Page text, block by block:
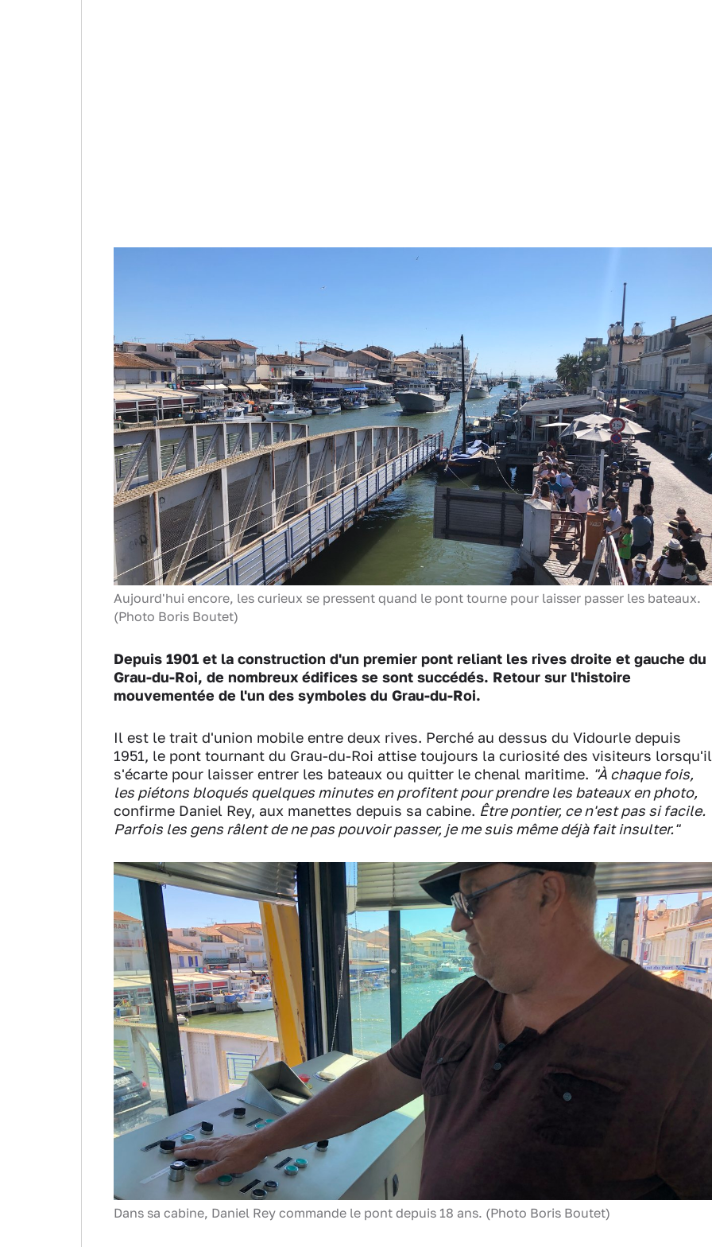
Aujourd'hui encore, les curieux se pressent quand le pont tourne pour laisser passer les bateaux.
(Photo Boris Boutet)
Depuis 1901 et la construction d'un premier pont reliant les rives droite et gauche du
Grau-du-Roi, de nombreux édifices se sont succédés. Retour sur l'histoire
mouvementée de l'un des symboles du Grau-du-Roi.
Il est le trait d'union mobile entre deux rives. Perché au dessus du Vidourle depuis
1951, le pont tournant du Grau-du-Roi attise toujours la curiosité des visiteurs lorsqu'il
s'écarte pour laisser entrer les bateaux ou quitter le chenal maritime. "À chaque fois,
les piétons bloqués quelques minutes en profitent pour prendre les bateaux en photo,
confirme Daniel Rey, aux manettes depuis sa cabine. Être pontier, ce n'est pas si facile.
Parfois les gens râlent de ne pas pouvoir passer, je me suis même déjà fait insulter."
Dans sa cabine, Daniel Rey commande le pont depuis 18 ans. (Photo Boris Boutet)